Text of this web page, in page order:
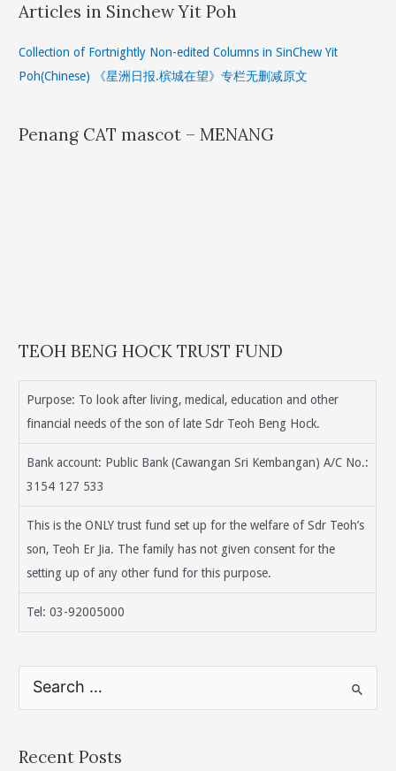
Articles in Sinchew Yit Poh
Collection of Fortnightly Non-edited Columns in SinChew Yit
Poh(Chinese) 《星洲日报.槟城在望》专栏无删减原文
Penang CAT mascot – MENANG
TEOH BENG HOCK TRUST FUND
Purpose: To look after living, medical, education and other
financial needs of the son of late Sdr Teoh Beng Hock.
Bank account: Public Bank (Cawangan Sri Kembangan) A/C No.:
3154 127 533
This is the ONLY trust fund set up for the welfare of Sdr Teoh’s
son, Teoh Er Jia. The family has not given consent for the
setting up of any other fund for this purpose.
Tel: 03-92005000
rRecent Posts